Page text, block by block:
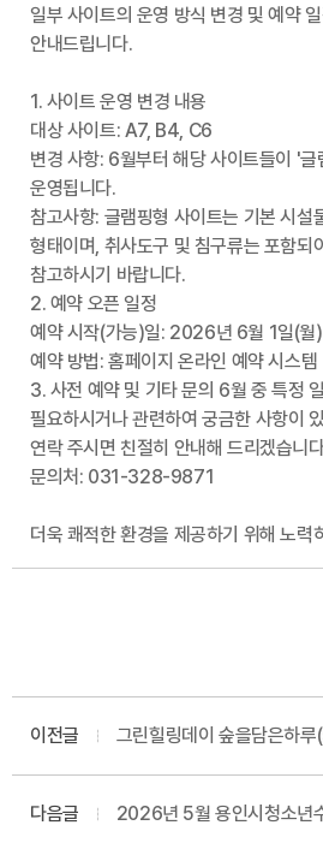
일부 사이트의 운영 방식 변경 및 예약
안내드립니다.
1. 사이트 운영 변경 내용
대상 사이트: A7, B4, C6
변경 사항: 6월부터 해당 사이트들이 '글
운영됩니다.
참고사항: 글램핑형 사이트는 기본 시설
형태이며, 취사도구 및 침구류는 포함되
참고하시기 바랍니다.
2. 예약 오픈 일정
예약 시작(가능)일: 2026년 6월 1일(월)
예약 방법: 홈페이지 온라인 예약 시스템
3. 사전 예약 및 기타 문의 6월 중 특정
필요하시거나 관련하여 궁금한 사항이
연락 주시면 친절히 안내해 드리겠습니
문의처: 031-328-9871
더욱 쾌적한 환경을 제공하기 위해 노력
이전글 그린힐링데이 숲을담은하루
다음글
2026년 5월 용인시청소년